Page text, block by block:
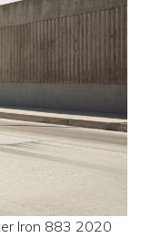
Iron 883 2020